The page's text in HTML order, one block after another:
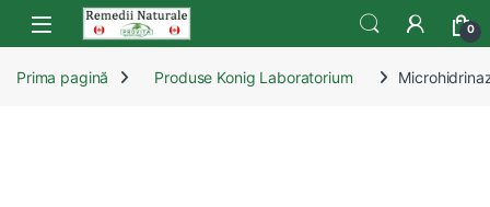
Skip to navigation
Skip to content
Open 0
Prima pagină Produse Konig Laboratorium